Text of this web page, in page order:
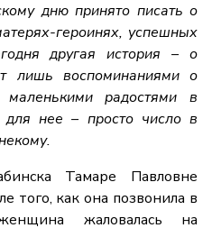
дню принято писать о
героинях, успешных
другая история – о
лишь воспоминаниями о
радостями в
нее – просто число в
Тамаре Павловне
того, как она позвонила в
жаловалась на